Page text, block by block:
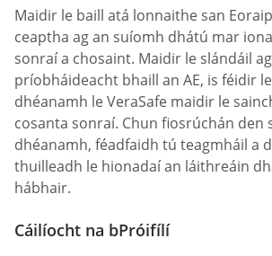
Maidir le baill atá lonnaithe san
ceaptha ag an suíomh dhátú mar
sonraí a chosaint. Maidir le slándáil
príobháideacht bhaill an AE, is féidir
dhéanamh le VeraSafe maidir le
cosanta sonraí. Chun fiosrúchán den
dhéanamh, féadfaidh tú teagmháil a
thuilleadh le hionadaí an láithreáin
hábhair.
Cáilíocht na bPróifílí